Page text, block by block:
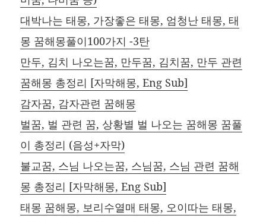
대박나는 태몽, 가장좋은 태몽, 엄청난 태몽, 태
몽 꿈해몽풀이100가지 -3탄
만두, 김치 나오는꿈, 만두꿈, 김치꿈, 만두 관련
꿈해몽 총정리 [자막해몽, Eng Sub]
감자꿈, 감자관련 꿈해몽
벌꿈, 벌 관련 꿈, 상황별 벌 나오는 꿈해몽 꿈풀
이 총정리 (음성+자막)
불교꿈, 스님 나오는꿈, 스님꿈, 스님 관련 꿈해
몽 총정리 [자막해몽, Eng Sub]
태몽 꿈해몽, 보리수열매 태몽, 오이따는 태몽,